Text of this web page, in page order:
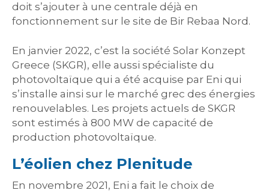
doit s’ajouter à une centrale déjà en
fonctionnement sur le site de Bir Rebaa Nord.
En janvier 2022, c’est la société Solar Konzept
Greece (SKGR), elle aussi spécialiste du
photovoltaïque qui a été acquise par Eni qui
s’installe ainsi sur le marché grec des énergies
renouvelables. Les projets actuels de SKGR
sont estimés à 800 MW de capacité de
production photovoltaïque.
L’éolien chez Plenitude
En novembre 2021, Eni a fait le choix de